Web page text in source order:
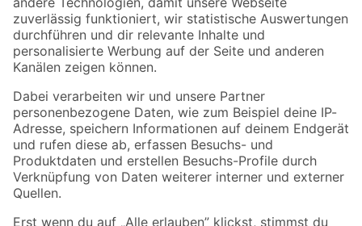
Zur Newsletter Anmeldung
Folge uns
Zahlungsarten Versandarten
Sicher einkaufen